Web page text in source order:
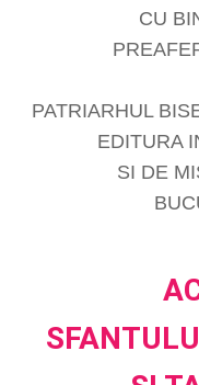
CU
PATRIARHUL
EDITURA
SI DE